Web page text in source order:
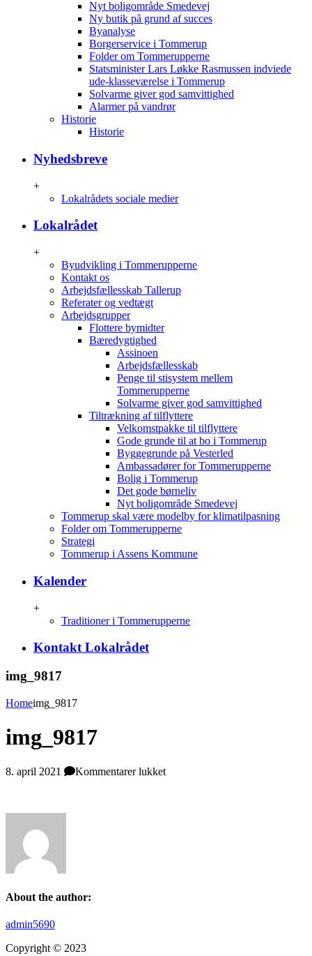
Nyt boligområde Smedevej
Ny butik på grund af succes
Byanalyse
Borgerservice i Tommerup
Folder om Tommerupperne
Statsminister Lars Løkke Rasmussen indviede
ude-klasseværelse i Tommerup
Solvarme giver god samvittighed
Alarmer på vandrør
Historie
Historie
Nyhedsbreve
+
Lokalrådets sociale medier
Lokalrådet
+
Byudvikling i Tommerupperne
Kontakt os
Arbejdsfællesskab Tallerup
Referater og vedtægt
Arbejdsgrupper
Flottere bymidter
Bæredygtighed
Assinoen
Arbejdsfællesskab
Penge til stisystem mellem
Tommerupperne
Solvarme giver god samvittighed
Tiltrækning af tilflyttere
Velkomstpakke til tilflyttere
Gode grunde til at bo i Tommerup
Byggegrunde på Vesterled
Ambassadører for Tommerupperne
Bolig i Tommerup
Det gode børneliv
Nyt boligområde Smedevej
Tommerup skal være modelby for klimatilpasning
Folder om Tommerupperne
Strategi
Tommerup i Assens Kommune
Kalender
+
Traditioner i Tommerupperne
Kontakt Lokalrådet
img_9817
Homeimg_9817
img_9817
8. april 2021 Kommentarer lukkettil
About the author:
admin5690
Copyright © 2023